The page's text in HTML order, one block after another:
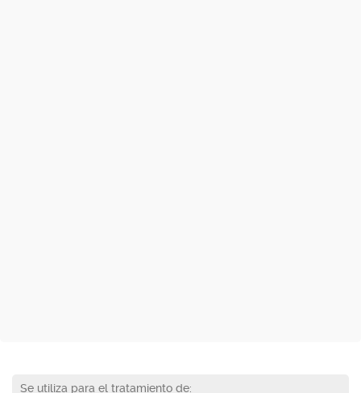
Se utiliza para el tratamiento de: